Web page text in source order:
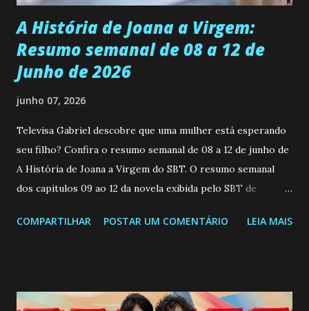
A História de Joana a Virgem:
Resumo semanal de 08 a 12 de
Junho de 2026
junho 07, 2026
Televisa Gabriel descobre que uma mulher está esperando
seu filho? Confira o resumo semanal de 08 a 12 de junho de
A História de Joana a Virgem do SBT. O resumo semanal
dos capitulos 09 ao 12 da novela exibida pelo SBT de
a Programação Semanal do SBT de 08/06/26 a 14/06/26
confessa a Gabriel que ele demonstrou ser o tipo de
COMPARTILHAR POSTAR UM COMENTÁRIO LEIA MAIS